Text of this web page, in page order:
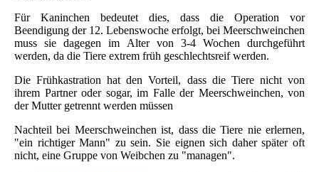
Für Kaninchen bedeutet dies, dass die Operation vor
Beendigung der 12. Lebenswoche erfolgt, bei Meerschweinchen
muss sie dagegen im Alter von 3-4 Wochen durchgeführt
werden, da die Tiere extrem früh geschlechtsreif werden.
Die Frühkastration hat den Vorteil, dass die Tiere nicht von
ihrem Partner oder sogar, im Falle der Meerschweinchen, von
der Mutter getrennt werden müssen
Nachteil bei Meerschweinchen ist, dass die Tiere nie erlernen,
"ein richtiger Mann" zu sein. Sie eignen sich daher später oft
nicht, eine Gruppe von Weibchen zu "managen".